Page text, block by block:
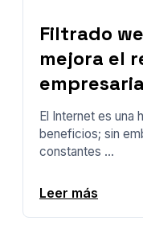
Filtrado
mejora el
El Internet es una
beneficios; sin
constantes ...
Leer más